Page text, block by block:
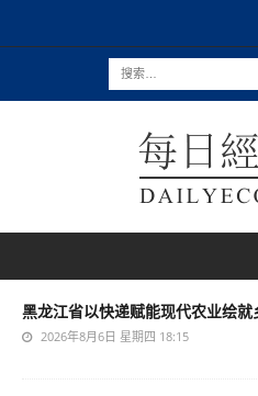
黑龙江省以快递赋能现代农业绘
2026年8月6日 星期四 18:15